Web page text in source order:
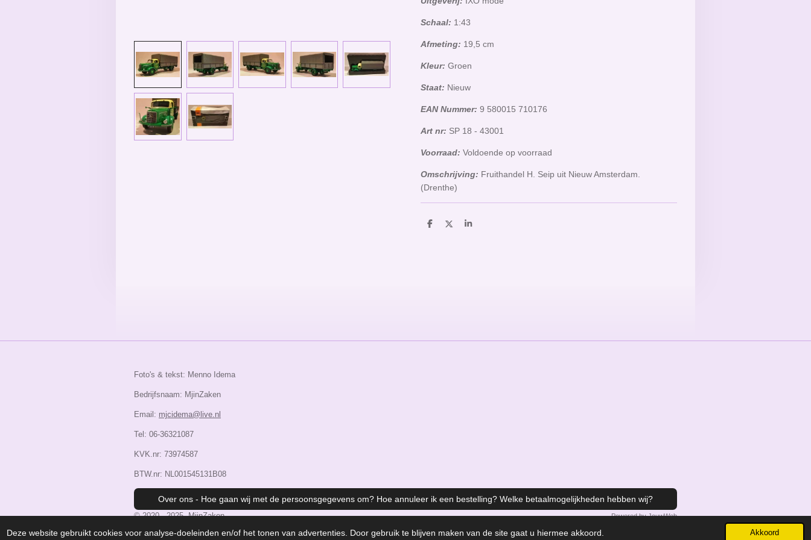
Deze website gebruikt cookies voor analyse-doeleinden en/of het tonen van advertenties. Door gebruik te blijven maken van de site gaat u hiermee akkoord. Akkoord
Schaal: 1:43
Afmeting: 19,5 cm
Kleur: Groen
Staat: Nieuw
EAN Nummer: 9 580015 710176
Art nr: SP 18 - 43001
Voorraad: Voldoende op voorraad
Omschrijving: Fruithandel H. Seip uit Nieuw Amsterdam.
(Drenthe)
D
D
S
Foto's & tekst: Menno Idema
Bedrijfsnaam: MjinZaken
Email: mjcidema@live.nl
Tel: 06-36321087
KVK.nr: 73974587
BTW.nr: NL001545131B08
Over ons - Hoe gaan wij met de persoonsgegevens om? Hoe annuleer ik een bestelling? Welke betaalmogelijkheden hebben wij?
© 2020 - 2025. MjinZaken Powered byJouwWeb